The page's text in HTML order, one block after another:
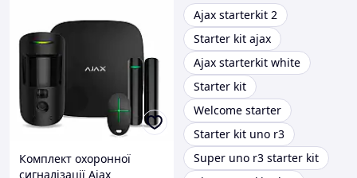
Комплект охоронної
сигналізації Ajax
Ajax starterkit 2
Starter kit ajax
Ajax starterkit white
Starter kit
Welcome starter
Starter kit uno r3
Super uno r3 starter kit